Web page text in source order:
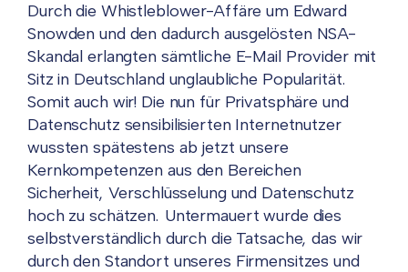
Durch die Whistleblower-Affäre um Edward
Snowden und den dadurch ausgelösten NSA-
Skandal erlangten sämtliche E-Mail Provider mit
Sitz in Deutschland unglaubliche Popularität.
Somit auch wir! Die nun für Privatsphäre und
Datenschutz sensibilisierten Internetnutzer
wussten spätestens ab jetzt unsere
Kernkompetenzen aus den Bereichen
Sicherheit, Verschlüsselung und Datenschutz
hoch zu schätzen. Untermauert wurde dies
selbstverständlich durch die Tatsache, das wir
durch den Standort unseres Firmensitzes und